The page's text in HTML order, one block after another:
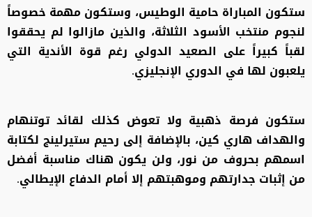
ستكون المباراة حامية الوطيس، وستكون مهمة خصوصاً
لنجوم منتخب الأسود الثلاثة، والذين مازالوا لم يحققوا
لقباً كبيراً على الصعيد الدولي رغم قوة الأندية التي
يلعبون لها في الدوري الإنجليزي.
ستكون فرصة ذهبية ولا تعوض كذلك لقائد توتنهام
والهداف هاري كين، بالإضافة إلى رحيم ستيرلينج لكتابة
اسمهم بحروف من نور، ولن يكون هناك مناسبة أفضل
من إثبات جدارتهم وموهبتهم إلا أمام الدفاع الإيطالي.